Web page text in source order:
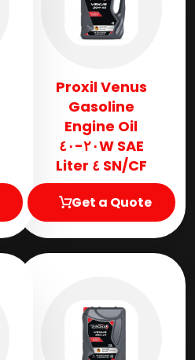
Proxil Venus
Gasoline
Engine Oil
SAE ٢٠W-٤٠
SN/CF ٤ Liter
Get a Quote